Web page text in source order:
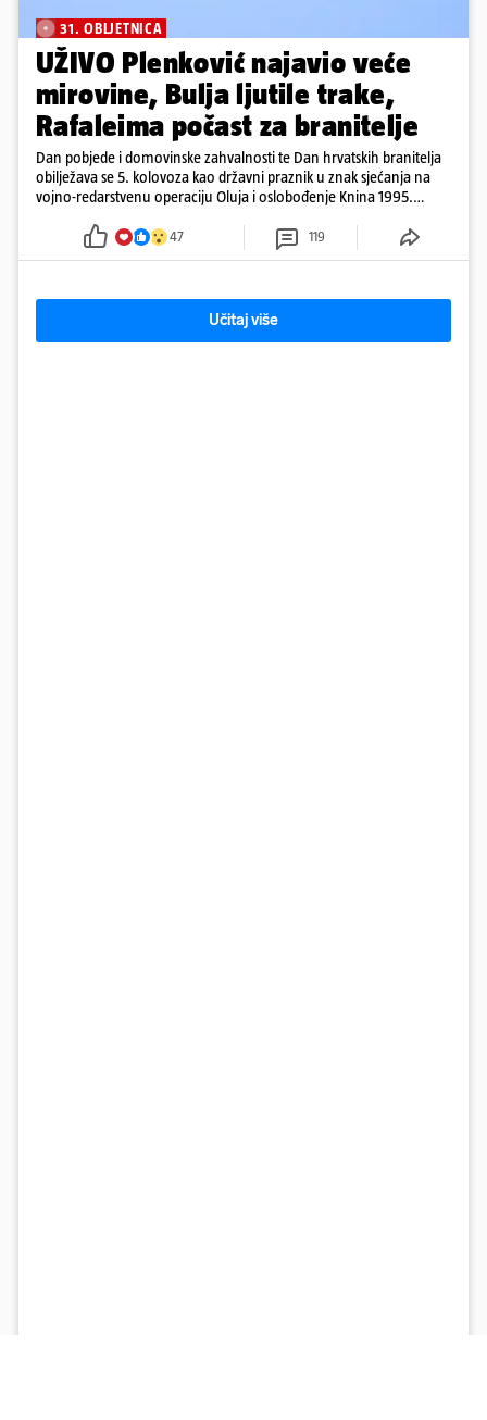
31. OBLJETNICA
UŽIVO Plenković najavio veće
mirovine, Bulja ljutile trake,
Rafaleima počast za branitelje
Dan pobjede i domovinske zahvalnosti te Dan hrvatskih branitelja
obilježava se 5. kolovoza kao državni praznik u znak sjećanja na
vojno-redarstvenu operaciju Oluja i oslobođenje Knina 1995.
47 119
Učitaj više